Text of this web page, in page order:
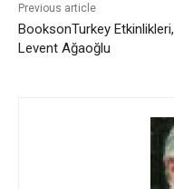
Previous article
BooksonTurkey Etkinlikleri,
Levent Ağaoğlu